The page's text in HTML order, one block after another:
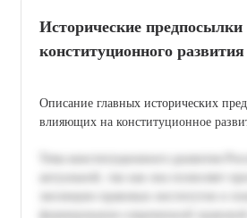
Исторические предпосылки
конституционного
Описание главных исторических
влияющих на конституционное